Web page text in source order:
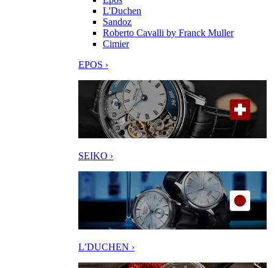
L'Duchen
Sandoz
Roberto Cavalli by Franck Muller
Cimier
EPOS ›
SEIKO ›
L’DUCHEN ›